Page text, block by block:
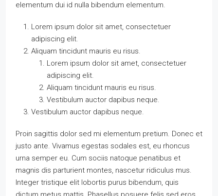
elementum dui id nulla bibendum elementum.
Lorem ipsum dolor sit amet, consectetuer
adipiscing elit.
Aliquam tincidunt mauris eu risus.
Lorem ipsum dolor sit amet, consectetuer
adipiscing elit.
Aliquam tincidunt mauris eu risus.
Vestibulum auctor dapibus neque.
Vestibulum auctor dapibus neque.
Proin sagittis dolor sed mi elementum pretium. Donec et
justo ante. Vivamus egestas sodales est, eu rhoncus
urna semper eu. Cum sociis natoque penatibus et
magnis dis parturient montes, nascetur ridiculus mus.
Integer tristique elit lobortis purus bibendum, quis